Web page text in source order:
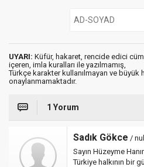
UYARI: Küfür, hakaret, rencide edici
içeren, imla kuralları ile yazılmamış,
Türkçe karakter kullanılmayan ve büyük
onaylanmamaktadır.
1 Yorum
Sadık Gökce / null
Sayın Hüzeyme
Türkiye halkının bir